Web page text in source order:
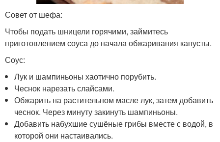
Совет от шефа:
Чтобы подать шницели горячими, займитесь
приготовлением соуса до начала обжаривания капусты.
Соус:
Лук и шампиньоны хаотично порубить.
Чеснок нарезать слайсами.
Обжарить на растительном масле лук, затем добавить
чеснок. Через минуту закинуть шампиньоны.
Добавить набухшие сушёные грибы вместе с водой, в
которой они настаивались.